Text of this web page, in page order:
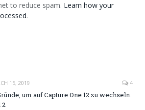
to reduce spam. Learn how your
.
15, 2019 4
um auf Capture One 12 zu wechseln.
2